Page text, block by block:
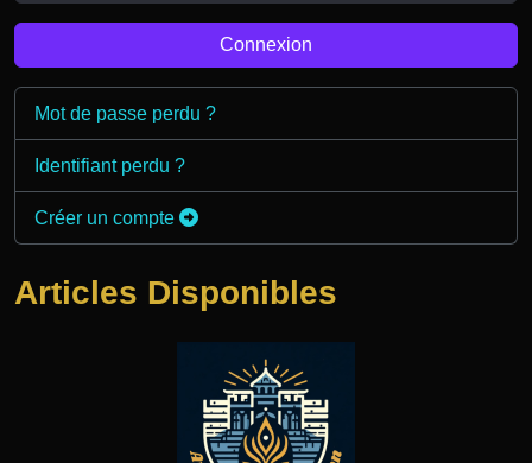
Connexion
Mot de passe perdu ?
Identifiant perdu ?
Créer un compte
Articles Disponibles